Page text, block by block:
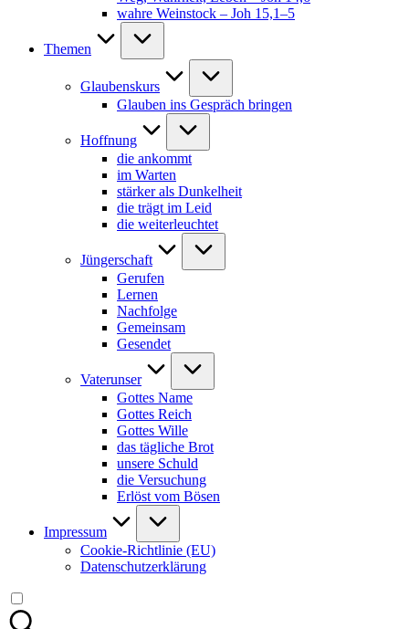
wahre Weinstock – Joh 15,1–5
Themen
Glaubenskurs
Glauben ins Gespräch bringen
Hoffnung
die ankommt
im Warten
stärker als Dunkelheit
die trägt im Leid
die weiterleuchtet
Jüngerschaft
Gerufen
Lernen
Nachfolge
Gemeinsam
Gesendet
Vaterunser
Gottes Name
Gottes Reich
Gottes Wille
das tägliche Brot
unsere Schuld
die Versuchung
Erlöst vom Bösen
Impressum
Cookie-Richtlinie (EU)
Datenschutzerklärung